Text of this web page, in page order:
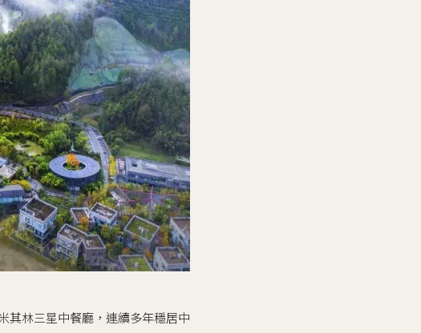
其林三星中餐廳，連續多年穩居中